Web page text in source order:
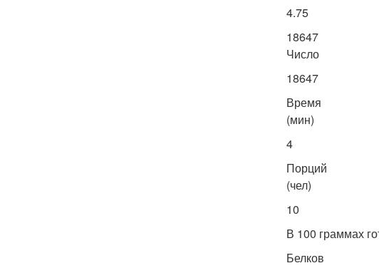
4.75
18647
Число
18647
Время
(мин)
4
Порций
(чел)
10
В 100 граммах
Белков